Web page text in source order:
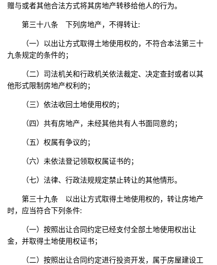
赠与或者其他合法方式将其房地产转移给他人的行为。
第三十八条 下列房地产，不得转让:
（一）以出让方式取得土地使用权的，不符合本法第三十
九条规定的条件的；
（二）司法机关和行政机关依法裁定、决定查封或者以其
他形式限制房地产权利的；
（三）依法收回土地使用权的；
（四）共有房地产，未经其他共有人书面同意的；
（五）权属有争议的；
（六）未依法登记领取权属证书的；
（七）法律、行政法规规定禁止转让的其他情形。
第三十九条 以出让方式取得土地使用权的，转让房地产
时，应当符合下列条件:
（一）按照出让合同约定已经支付全部土地使用权出让
金，并取得土地使用权证书；
（二）按照出让合同约定进行投资开发，属于房屋建设工